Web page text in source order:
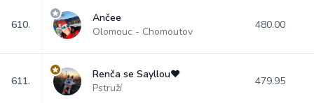
610.
Ančee
Olomouc - Chomoutov
480.00
611.
Renča se Sayllou❤
Pstruží
479.95